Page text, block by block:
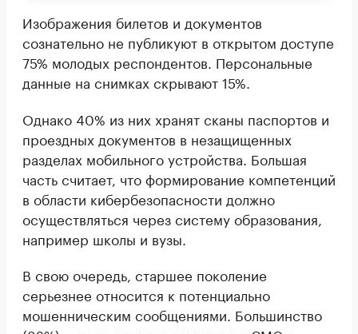
Изображения билетов и документов
сознательно не публикуют в открытом доступе
75% молодых респондентов. Персональные
данные на снимках скрывают 15%.
Однако 40% из них хранят сканы паспортов и
проездных документов в незащищенных
разделах мобильного устройства. Большая
часть считает, что формирование компетенций
в области кибербезопасности должно
осуществляться через систему образования,
например школы и вузы.
В свою очередь, старшее поколение
серьезнее относится к потенциально
мошенническим сообщениями. Большинство